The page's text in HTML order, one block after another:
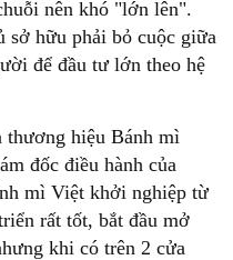
nên khó "lớn lên".
sở hữu phải bỏ cuộc giữa
để đầu tư lớn theo hệ
thương hiệu Bánh mì
đốc điều hành của
mì Việt khởi nghiệp từ
rất tốt, bắt đầu mở
khi có trên 2 cửa